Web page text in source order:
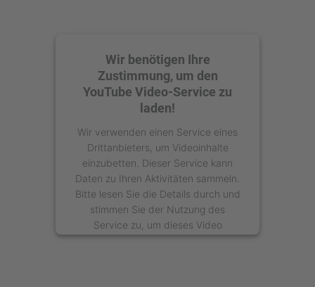
Wir benötigen Ihre
Zustimmung, um den
YouTube Video-Service zu
laden!
Wir verwenden einen Service eines
Drittanbieters, um Videoinhalte
einzubetten. Dieser Service kann
Daten zu Ihren Aktivitäten sammeln.
Bitte lesen Sie die Details durch und
stimmen Sie der Nutzung des
Service zu, um dieses Video
anzusehen.